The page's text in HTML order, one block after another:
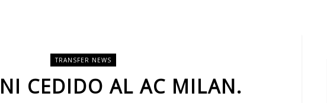
TRANSFER NEWS
CEDIDO AL AC MILAN.